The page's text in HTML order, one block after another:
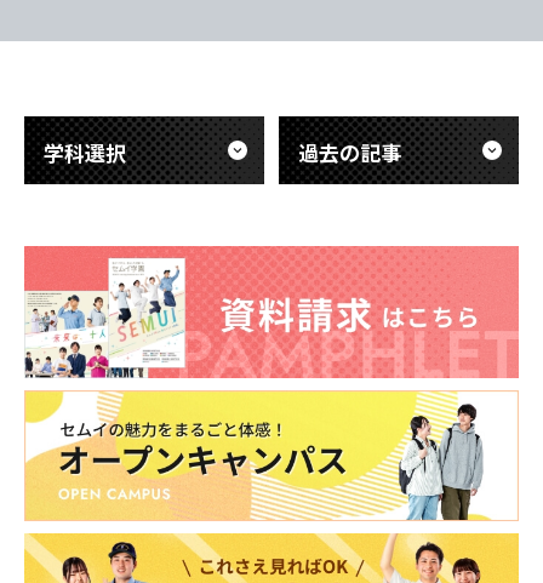
研修」の真っ最中です。 この2週間で、
心肺
味を実感で
ます
学科選択 過去の記事
東海医療科学
専門学校
専門学校
東海医療工学
専門学校
CLOSE
東海医療科学
専門学校
専門学校
東海医療工学
専門学校
CLOSE
東海医療科学
専門学校
専門学校
東海医療工学
専門学校
CLOSE
東海医療科学
専門学校
専門学校
東海医療工学
専門学校
CLOSE